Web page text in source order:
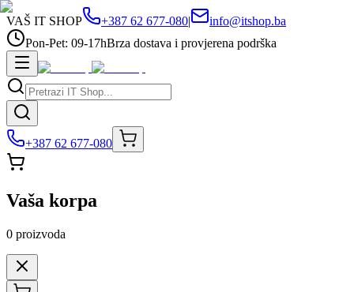
VAŠ IT SHOP +387 62 677-080|
info@itshop.ba
Pon-Pet: 09-17hBrza dostava i provjerena podrška
+387 62 677-080
Vaša korpa
0 proizvoda